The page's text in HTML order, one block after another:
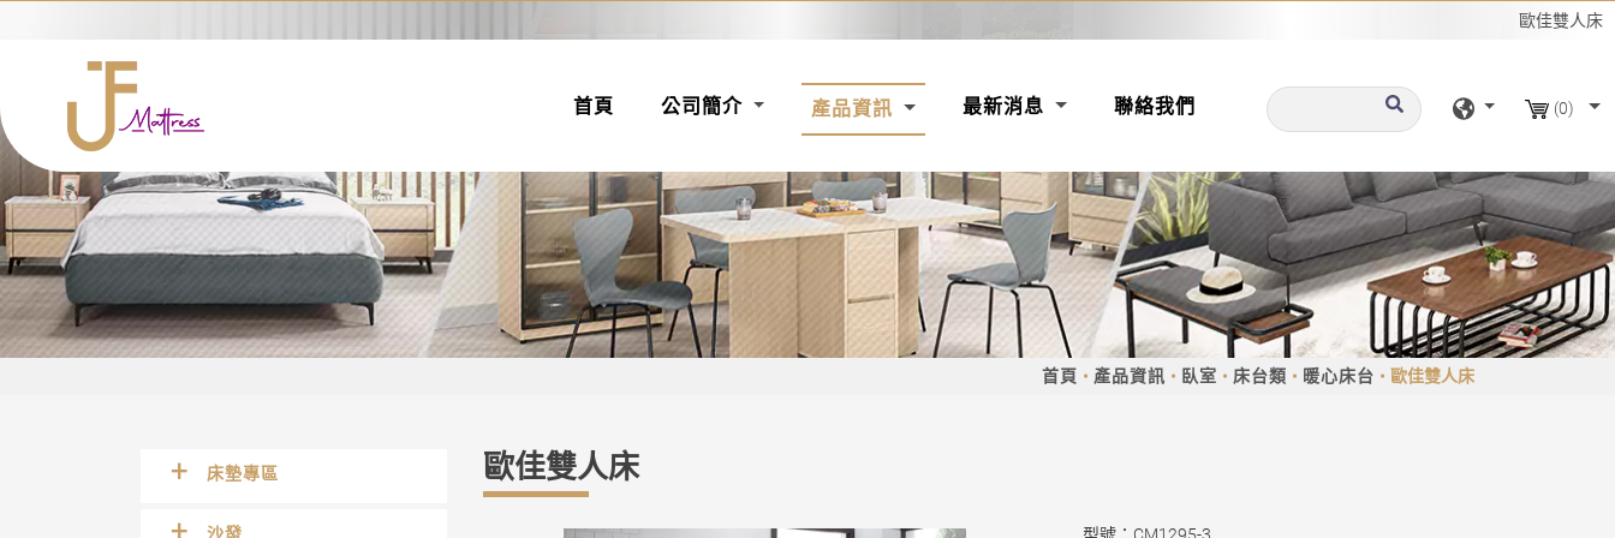
歐佳雙人床
首頁(CURRENT)
公司簡介 產品資訊 最新消息 聯絡我們 (0)
首頁 產品資訊 臥室 床台類 暖心床台 歐佳雙人床
床墊專區
沙發
歐佳雙人床